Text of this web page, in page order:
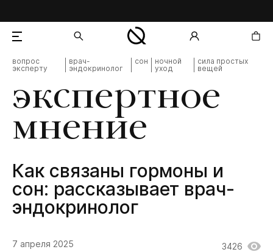
добавлен в корзину
экспертное
мнение
Как связаны гормоны и
сон: рассказывает врач-
эндокринолог
вопрос
эксперту
врач-
эндокринолог
сон
ночной
уход
сила простых
вещей
7 апреля 2025 3426